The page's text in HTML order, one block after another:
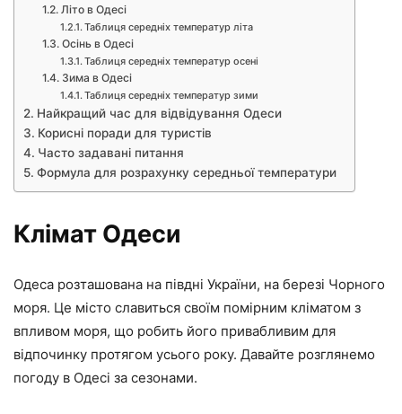
Літо в Одесі
Таблиця середніх температур літа
Осінь в Одесі
Таблиця середніх температур осені
Зима в Одесі
Таблиця середніх температур зими
Найкращий час для відвідування Одеси
Корисні поради для туристів
Часто задавані питання
Формула для розрахунку середньої температури
Клімат Одеси
Одеса розташована на півдні України, на березі Чорного
моря. Це місто славиться своїм помірним кліматом з
впливом моря, що робить його привабливим для
відпочинку протягом усього року. Давайте розглянемо
погоду в Одесі за сезонами.